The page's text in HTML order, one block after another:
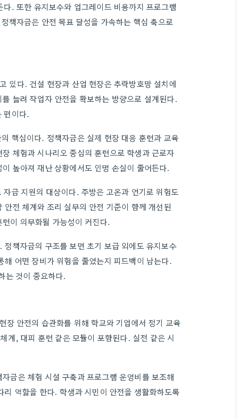
. 또한 유지보수와 업그레이드 비용까지 프로그램
책자금은 안전 목표 달성을 가속하는 핵심 축으로
있다. 건설 현장과 산업 현장은 추락방호망 설치에
늘려 작업자 안전을 확보하는 방향으로 설계된다.
편이다.
핵심이다. 정책자금은 실제 현장 대응 훈련과 교육
체험과 시나리오 중심의 훈련으로 학생과 근로자
높아져 재난 상황에서도 인명 손실이 줄어든다.
금 지원의 대상이다. 주방은 고온과 연기로 위험도
전 체계와 조리 실무의 안전 기준이 함께 개선된
이 의무화될 가능성이 커진다.
책자금의 구조를 보면 초기 보급 외에도 유지보수
어떤 장비가 위험을 줄였는지 피드백이 남는다.
는 것이 중요하다.
장 안전의 습관화를 위해 학교와 기업에서 정기 교육
계, 대피 훈련 같은 모듈이 포함된다. 실전 같은 시
금은 체험 시설 구축과 프로그램 운영비를 보조해
역할을 한다. 학생과 시민이 안전을 생활화하도록